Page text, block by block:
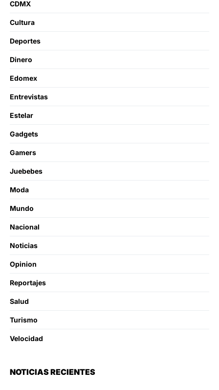
CDMX
Cultura
Deportes
Dinero
Edomex
Entrevistas
Estelar
Gadgets
Gamers
Juebebes
Moda
Mundo
Nacional
Noticias
Opinion
Reportajes
Salud
Turismo
Velocidad
NOTICIAS RECIENTES